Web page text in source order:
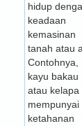
hidup
keadaan
kemasinan
tanah atau
Contohnya,
kayu bakau
atau kelapa
mempunyai
ketahanan